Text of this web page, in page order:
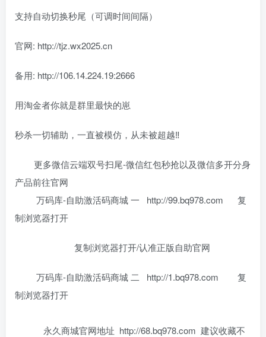
支持自动切换秒尾（可调时间间隔）
官网: http://tjz.wx2025.cn
备用: http://106.14.224.19:2666
用淘金者你就是群里最快的崽
秒杀一切辅助，一直被模仿，从未被超越‼️
更多微信云端双号扫尾-微信红包秒抢以及微信多开分身
产品前往官网
万码库-自助激活码商城 一 http://99.bq978.com 复
制浏览器打开
复制浏览器打开/认准正版自助官网
万码库-自助激活码商城 二 http://1.bq978.com 复
制浏览器打开
永久商城官网地址 http://68.bq978.com 建议收藏不